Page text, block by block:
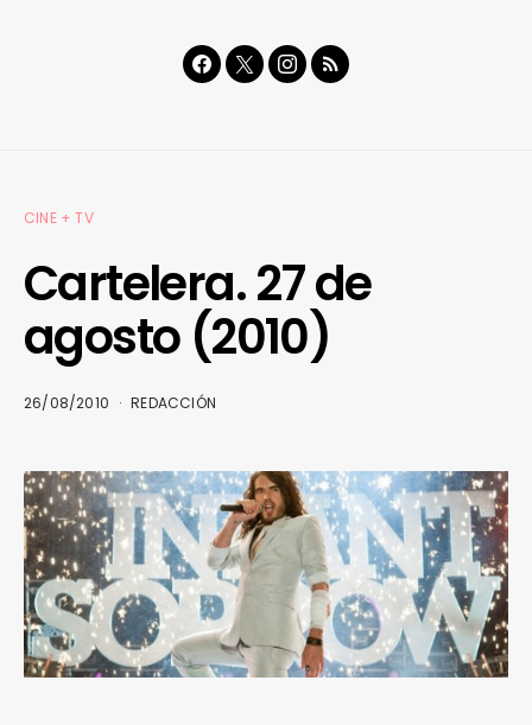
CINE + TV
Cartelera. 27 de
agosto (2010)
26/08/2010 REDACCIÓN